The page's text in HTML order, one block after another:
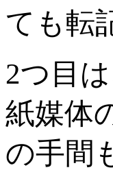
ても転
2つ目
紙媒体
の手間